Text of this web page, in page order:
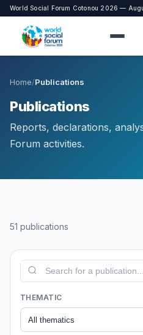
World Social Forum Cotonou 2026 —
Home/Publications
Publications
Reports, declarations,
Forum activities.
51 publications
THEMATIC